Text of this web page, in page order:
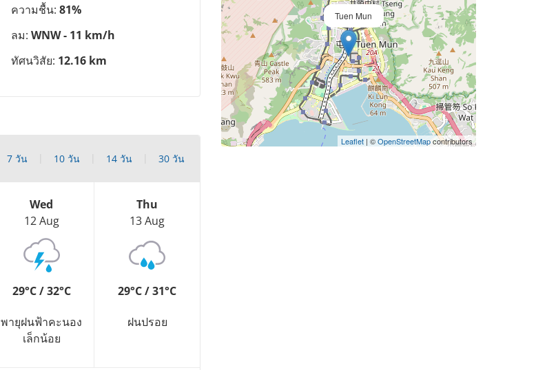
ความชื้น: 81%
ลม: WNW - 11 km/h
ทัศนวิสัย: 12.16 km
7 วัน 10 วัน 14 วัน 30 วัน
Wed
12 Aug
29°C / 32°C
พายุฝนฟ้าคะนอง
เล็กน้อย
Thu
13 Aug
29°C / 31°C
ฝนปรอย
Tuen Mun
Leaflet | ©OpenStreetMapcontributors